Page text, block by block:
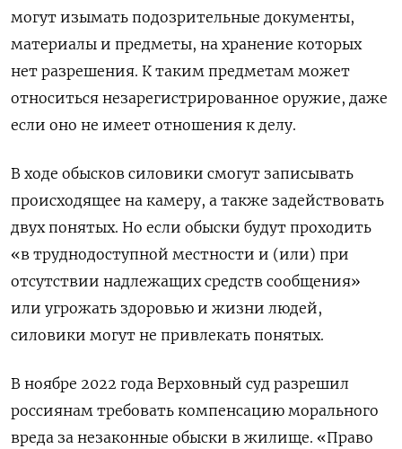
могут изымать подозрительные документы,
материалы и предметы, на хранение которых
нет разрешения. К таким предметам может
относиться незарегистрированное оружие, даже
если оно не имеет отношения к делу.
В ходе обысков силовики смогут записывать
происходящее на камеру, а также задействовать
двух понятых. Но если обыски будут проходить
«в труднодоступной местности и (или) при
отсутствии надлежащих средств сообщения»
или угрожать здоровью и жизни людей,
силовики могут не привлекать понятых.
В ноябре 2022 года Верховный суд разрешил
россиянам требовать компенсацию морального
вреда за незаконные обыски в жилище. «Право